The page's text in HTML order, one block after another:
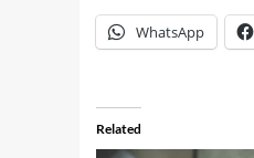
WhatsApp
Related